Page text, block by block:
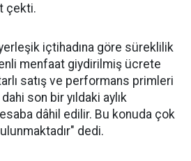
çekti.
yerleşik içtihadına göre süreklilik
menfaat giydirilmiş ücrete
satış ve performans primleri
son bir yıldaki aylık
dâhil edilir. Bu konuda çok
dedi.